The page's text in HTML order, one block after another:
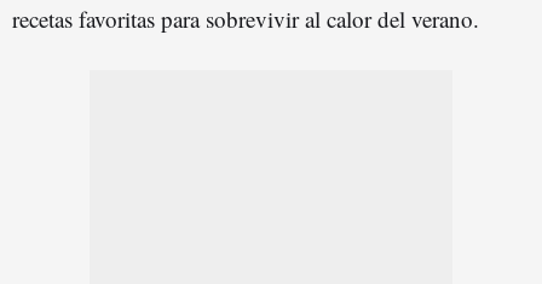
recetas favoritas para sobrevivir al calor del verano.